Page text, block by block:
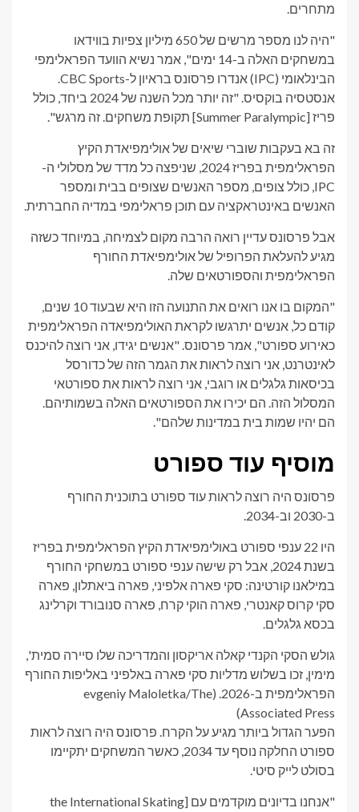
מתחרים.
"היה לנו מספר מרשים של 650 מיליון צפיות בווידאו
במשחקים האלה ב-14 ימים", אמר נשיא הוועד הפראלימפי
הבינלאומי (IPC) אנדרו פרסונס בראיון ל-CBC Sports.
אנסטסיה בוקסיס
. "זה יותר מכל השנה של 2024 ביחד, כולל
פריז [Summer Paralympic] תקופת משחקים. זה מרגש".
זה בא בעקבות שוברי שיאים של אולימפיאדת הקיץ
הפראלימפית בפריז 2024, שניפצה כל מדד של מסלולי ה-
IPC, כולל צופים, מספר האנשים שצופים בבית ומספר
האנשים באינטראקציה עם תוכן פראלימפי במדיה החברתית.
אבל פרסונס עדיין רואה הרבה מקום לצמיחה, במיוחד כשזה
מגיע להעלאת הפרופיל של אולימפיאדת החורף
הפראלימפית והספורטאים שלה.
"המקום בו אנו רואים את התנועה הזו היא שבעוד 10 שנים,
קודם כל, אנשים יתרגשו לקראת האולימפיאדה הפראלימפית
כאירוע ספורט", אמר פרסונס. "אנשים יגידו, אני רוצה להיכנס
לאינטרנט, אני רוצה לראות את הגמר הזה של כדורסל
בכיסאות גלגלים או רוגבי, אני רוצה לראות את ספורטאי
המסלול הזה. הם יכירו את הספורטאים האלה בשמותיהם.
הם יהיו שמות בית במדינות שלהם".
מוסיף עוד ספורט
פרסונס היה רוצה לראות עוד ספורט בתוכנית החורף
ב-2030 וב-2034.
היו 22 ענפי ספורט באולימפיאדת הקיץ הפראלימפית בפריז
בשנת 2024, אבל רק שישה ענפי ספורט במשחקי החורף
במילאנו קורטינה: סקי פארה אלפיני, פארה ביאתלון, פארה
סקי קרוס קאנטרי, פארה הוקי קרח, פארה סנובורד וקרלינג
בכסא גלגלים.
גולש הסקי הקנדי קאלה אריקסון והמדריכה שלו סיירה סמית',
מימין, זכו בשלוש מדליות סקי פארה באלפיני באליפות החורף
הפראלימפית ב-2026.
(evgeniy Maloletka/The
Associated Press)
הפער הגדול ביותר מגיע על הקרח. פרסונס היה רוצה לראות
ספורט החלקה נוסף עד 2034, כאשר המשחקים יתקיימו
בסולט לייק סיטי.
"אנחנו בדיונים מוקדמים עם [the International Skating